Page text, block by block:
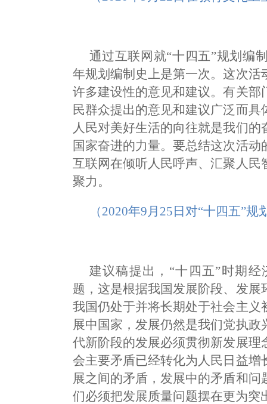
通过互联网就“十四五”规划编
年规划编制史上是第一次。这次
许多建设性的意见和建议。有关
民群众提出的意见和建议广泛而
人民对美好生活的向往就是我们
国家奋进的力量。要总结这次活
互联网在倾听人民呼声、汇聚人
聚力。
（2020年9月25日对“十四五”
建议稿提出，“十四五”时期
题，这是根据我国发展阶段、发
我国仍处于并将长期处于社会主
展中国家，发展仍然是我们党执
代新阶段的发展必须贯彻新发展
会主要矛盾已经转化为人民日益
展之间的矛盾，发展中的矛盾和
们必须把发展质量问题摆在更为